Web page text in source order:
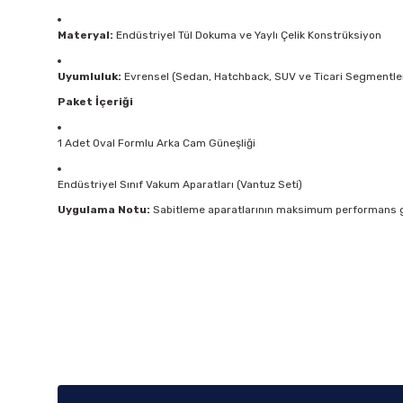
Materyal: Endüstriyel Tül Dokuma ve Yaylı Çelik Konstrüksiyon
Uyumluluk: Evrensel (Sedan, Hatchback, SUV ve Ticari
Paket İçeriği
1 Adet Oval Formlu Arka Cam Güneşliği
Endüstriyel Sınıf Vakum Aparatları (Vantuz Seti)
Uygulama Notu: Sabitleme aparatlarının maksimum performans